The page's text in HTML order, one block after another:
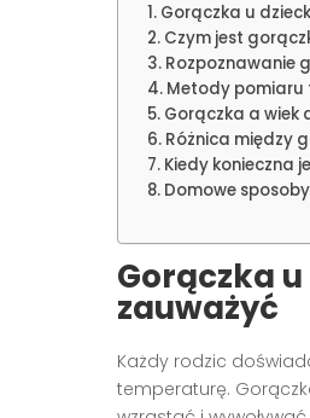
Gorączka u
Czym jest
Rozpoznawanie
Metody pomiaru
Gorączka a wiek
Różnica między
Kiedy konieczna
Domowe
Gorączka
zauważyć
Każdy rodzic
temperaturę.